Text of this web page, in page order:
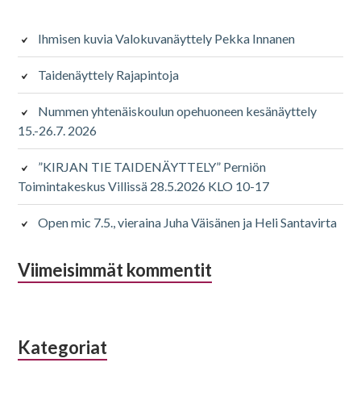
Ihmisen kuvia Valokuvanäyttely Pekka Innanen
Taidenäyttely Rajapintoja
Nummen yhtenäiskoulun opehuoneen kesänäyttely
15.-26.7. 2026
”KIRJAN TIE TAIDENÄYTTELY” Perniön
Toimintakeskus Villissä 28.5.2026 KLO 10-17
Open mic 7.5., vieraina Juha Väisänen ja Heli Santavirta
Viimeisimmät kommentit
Kategoriat